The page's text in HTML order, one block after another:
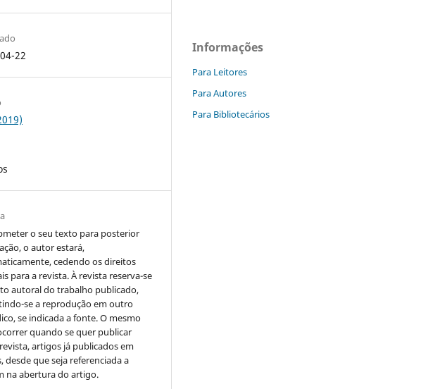
22
o seu texto para posterior
o autor estará,
cedendo os direitos
para a revista. À revista reserva-se
autoral do trabalho publicado,
se a reprodução em outro
se indicada a fonte. O mesmo
quando se quer publicar
artigos já publicados em
desde que seja referenciada a
na abertura do artigo.
Informações
Para Leitores
Para Autores
Para Bibliotecários